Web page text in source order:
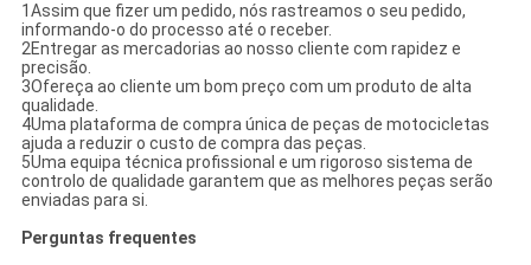
1Assim que fizer um pedido, nós rastreamos o seu pedido,
informando-o do processo até o receber.
2Entregar as mercadorias ao nosso cliente com rapidez e
precisão.
3Ofereça ao cliente um bom preço com um produto de alta
qualidade.
4Uma plataforma de compra única de peças de motocicletas
ajuda a reduzir o custo de compra das peças.
5Uma equipa técnica profissional e um rigoroso sistema de
controlo de qualidade garantem que as melhores peças serão
enviadas para si.
Perguntas frequentes